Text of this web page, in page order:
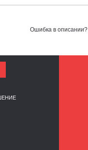
Ошибка в описании?